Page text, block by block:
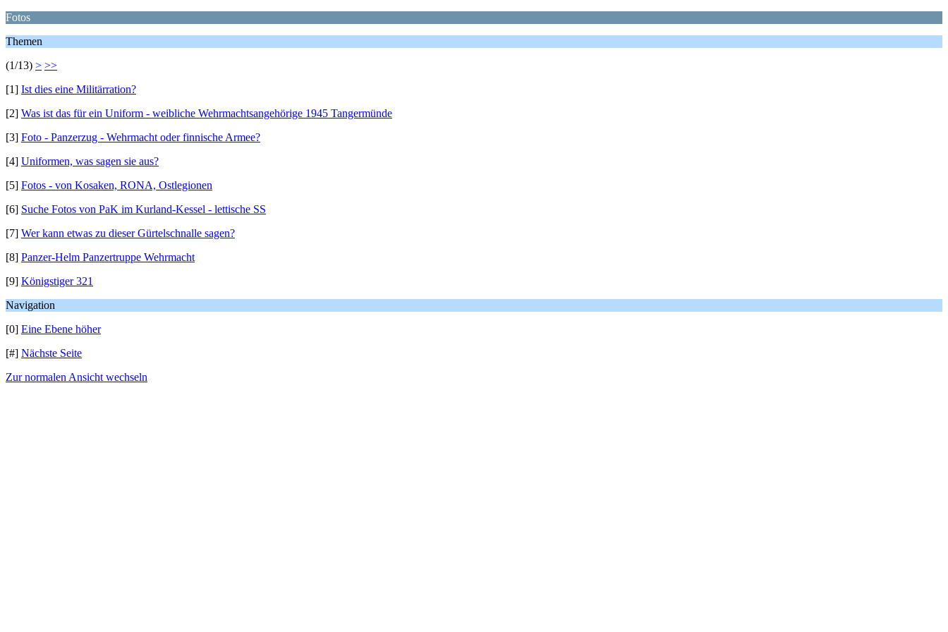
Fotos
Themen
(1/13) > >>
[1] Ist dies eine Militärration?
[2] Was ist das für ein Uniform - weibliche Wehrmachtsangehörige 1945 Tangermünde
[3] Foto - Panzerzug - Wehrmacht oder finnische Armee?
[4] Uniformen, was sagen sie aus?
[5] Fotos - von Kosaken, RONA, Ostlegionen
[6] Suche Fotos von PaK im Kurland-Kessel - lettische SS
[7] Wer kann etwas zu dieser Gürtelschnalle sagen?
[8] Panzer-Helm Panzertruppe Wehrmacht
[9] Königstiger 321
Navigation
[0] Eine Ebene höher
[#] Nächste Seite
Zur normalen Ansicht wechseln